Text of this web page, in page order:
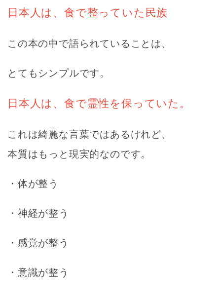
日本人は、食で整っていた民族
この本の中で語られていることは、
とてもシンプルです。
日本人は、食で霊性を保っていた。
これは綺麗な言葉ではあるけれど、
本質はもっと現実的なのです。
・体が整う
・神経が整う
・感覚が整う
・意識が整う